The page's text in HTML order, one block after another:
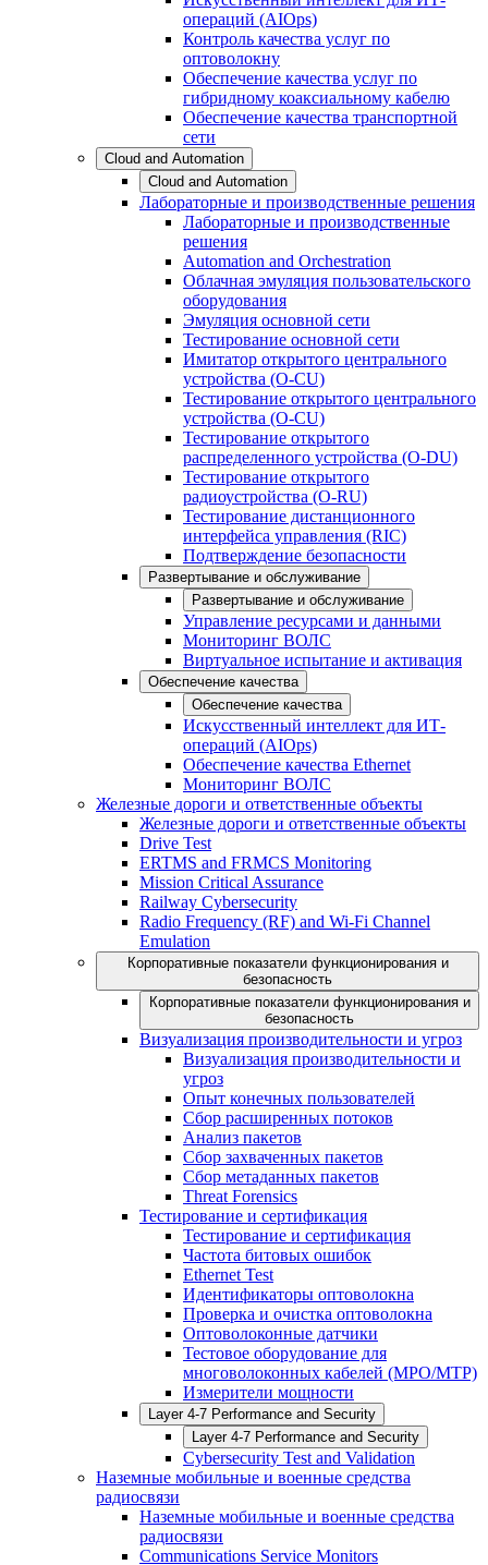
операций (AIOps)
Контроль качества услуг по
оптоволокну
Обеспечение качества услуг по
гибридному коаксиальному кабелю
Обеспечение качества транспортной
сети
Cloud and Automation
Cloud and Automation
Лабораторные и производственные решения
Лабораторные и производственные
решения
Automation and Orchestration
Облачная эмуляция пользовательского
оборудования
Эмуляция основной сети
Тестирование основной сети
Имитатор открытого центрального
устройства (O-CU)
Тестирование открытого центрального
устройства (O-CU)
Тестирование открытого
распределенного устройства (O-DU)
Тестирование открытого
радиоустройства (O-RU)
Тестирование дистанционного
интерфейса управления (RIC)
Подтверждение безопасности
Развертывание и обслуживание
Развертывание и обслуживание
Управление ресурсами и данными
Мониторинг ВОЛС
Виртуальное испытание и активация
Обеспечение качества
Обеспечение качества
Искусственный интеллект для ИТ-
операций (AIOps)
Обеспечение качества Ethernet
Мониторинг ВОЛС
Железные дороги и ответственные объекты
Железные дороги и ответственные объекты
Drive Test
ERTMS and FRMCS Monitoring
Mission Critical Assurance
Railway Cybersecurity
Radio Frequency (RF) and Wi-Fi Channel
Emulation
Корпоративные показатели функционирования и
безопасность
Корпоративные показатели функционирования и
безопасность
Визуализация производительности и угроз
Визуализация производительности и
угроз
Опыт конечных пользователей
Сбор расширенных потоков
Анализ пакетов
Сбор захваченных пакетов
Сбор метаданных пакетов
Threat Forensics
Тестирование и сертификация
Тестирование и сертификация
Частота битовых ошибок
Ethernet Test
Идентификаторы оптоволокна
Проверка и очистка оптоволокна
Оптоволоконные датчики
Тестовое оборудование для
многоволоконных кабелей (MPO/MTP)
Измерители мощности
Layer 4-7 Performance and Security
Layer 4-7 Performance and Security
Cybersecurity Test and Validation
Наземные мобильные и военные средства
радиосвязи
Наземные мобильные и военные средства
радиосвязи
Communications Service Monitors